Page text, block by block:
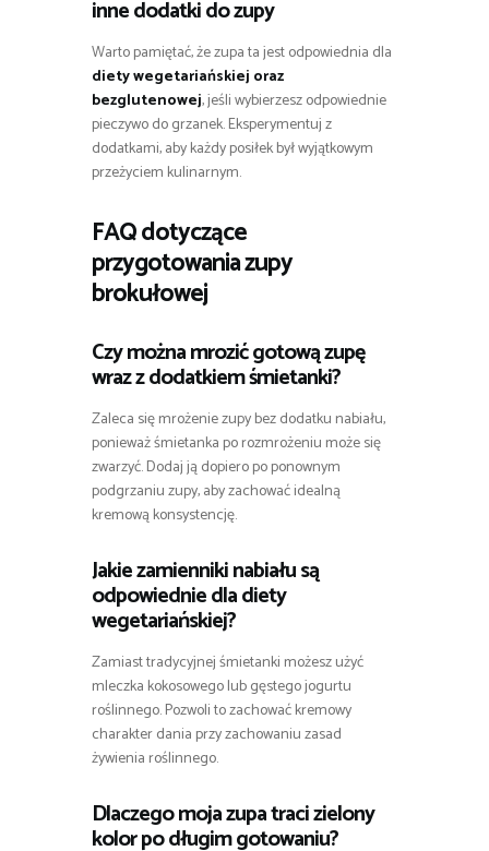
inne dodatki do zupy
Warto pamiętać, że zupa ta jest odpowiednia dla
diety wegetariańskiej oraz
bezglutenowej, jeśli wybierzesz odpowiednie
pieczywo do grzanek. Eksperymentuj z
dodatkami, aby każdy posiłek był wyjątkowym
przeżyciem kulinarnym.
FAQ dotyczące
przygotowania zupy
brokułowej
Czy można mrozić gotową zupę
wraz z dodatkiem śmietanki?
Zaleca się mrożenie zupy bez dodatku nabiału,
ponieważ śmietanka po rozmrożeniu może się
zwarzyć. Dodaj ją dopiero po ponownym
podgrzaniu zupy, aby zachować idealną
kremową konsystencję.
Jakie zamienniki nabiału są
odpowiednie dla diety
wegetariańskiej?
Zamiast tradycyjnej śmietanki możesz użyć
mleczka kokosowego lub gęstego jogurtu
roślinnego. Pozwoli to zachować kremowy
charakter dania przy zachowaniu zasad
żywienia roślinnego.
Dlaczego moja zupa traci zielony
kolor po długim gotowaniu?